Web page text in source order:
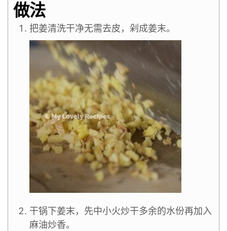
做法
把姜清洗干净无需去皮，剁成姜末。
干锅下姜末，先中小火炒干多余的水份再加入
麻油炒香。